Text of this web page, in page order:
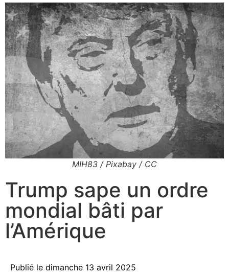
MIH83 / Pixabay / CC
Trump sape un ordre
mondial bâti par
l’Amérique
Publié le dimanche 13 avril 2025